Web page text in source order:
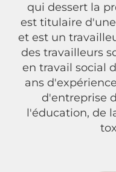
qui dessert la
est titulaire
et est un
des travailleurs
en travail social
ans
d'entreprise
l'éducation, de